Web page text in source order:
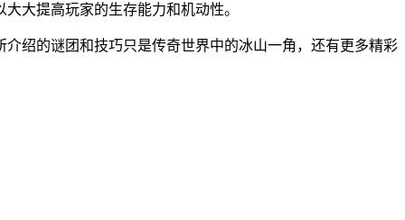
大提高玩家的生存能力和机动性。
绍的谜团和技巧只是传奇世界中的冰山一角，还有更多精彩